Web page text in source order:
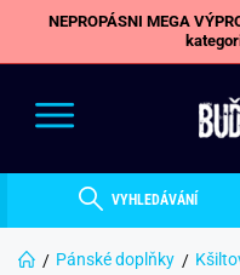
NEPROPÁSNI MEGA
VYHLEDÁVÁNÍ
Pánské doplňky